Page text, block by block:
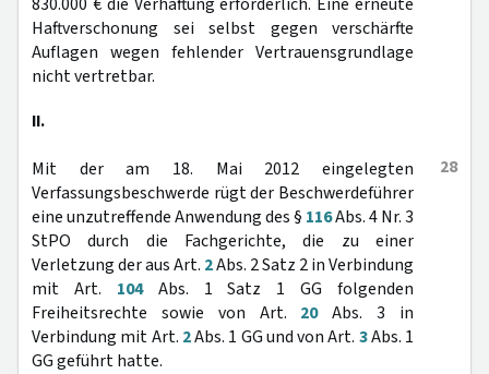
Haftverschonung sei selbst gegen verschärfte
Auflagen wegen fehlender Vertrauensgrundlage
nicht vertretbar.
II.
28
Mit der am 18. Mai 2012 eingelegten
Verfassungsbeschwerde rügt der Beschwerdeführer
eine unzutreffende Anwendung des § 116Abs. 4 Nr. 3
StPO durch die Fachgerichte, die zu einer
Verletzung der aus Art. 2Abs. 2 Satz 2 in Verbindung
mit Art. 104Abs. 1 Satz 1 GG folgenden
Freiheitsrechte sowie von Art. 20Abs. 3 in
Verbindung mit Art. 2Abs. 1 GG und von Art. 3Abs. 1
GG geführt hatte.